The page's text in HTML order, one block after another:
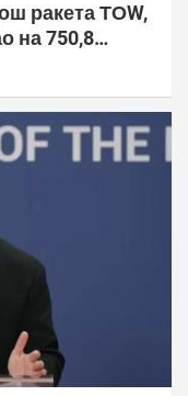
ракета ТОW,
на 750,8